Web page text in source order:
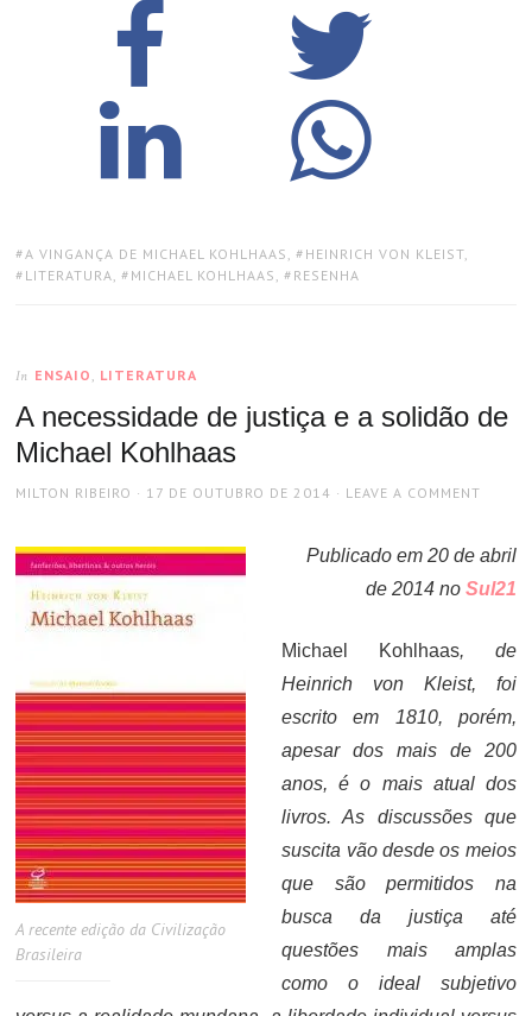
TAGS:
A VINGANÇA DE MICHAEL KOHLHAAS , HEINRICH VON KLEIST,
LITERATURA, MICHAEL KOHLHAAS , RESENHA
In ENSAIO , LITERATURA
A necessidade de justiça e a solidão de
Michael Kohlhaas
AUTHOR
MILTON RIBEIRO
POSTED
17 DE OUTUBRO DE 2014 LEAVE A COMMENT
A recente edição da Civilização
Brasileira
Publicado em 20 de abril
de 2014 no Sul21
Michael Kohlhaas, de
Heinrich von Kleist, foi
escrito em 1810, porém,
apesar dos mais de 200
anos, é o mais atual dos
livros. As discussões que
suscita vão desde os meios
que são permitidos na
busca da justiça até
questões mais amplas
como o ideal subjetivo